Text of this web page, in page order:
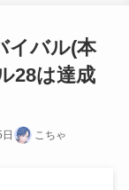
イバル(本
28は達成
こちゃ